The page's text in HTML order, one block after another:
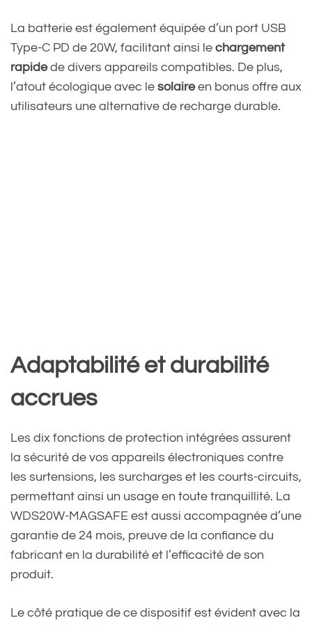
La batterie est également équipée d’un port USB
Type-C PD de 20W, facilitant ainsi le chargement
rapidede divers appareils compatibles. De plus,
l’atout écologique avec le solaireen bonus offre aux
utilisateurs une alternative de recharge durable.
Adaptabilité et durabilité
accrues
Les dix fonctions de protection intégrées assurent
la sécurité de vos appareils électroniques contre
les surtensions, les surcharges et les courts-circuits,
permettant ainsi un usage en toute tranquillité. La
WDS20W-MAGSAFE est aussi accompagnée d’une
garantie de 24 mois, preuve de la confiance du
fabricant en la durabilité et l’efficacité de son
produit.
Le côté pratique de ce dispositif est évident avec la